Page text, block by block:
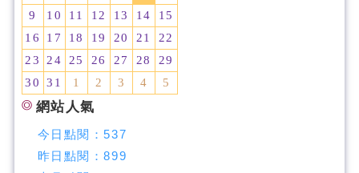
9
10 11 12 13 14
15
16
17 18 19 20 21
22
23
24 25 26 27 28
29
30
31 1 2 3 4 5
網站人氣
今日點閱：537
昨日點閱：899